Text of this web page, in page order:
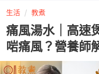
生活 教煮
痛風湯水｜高速
啱痛風？營養師